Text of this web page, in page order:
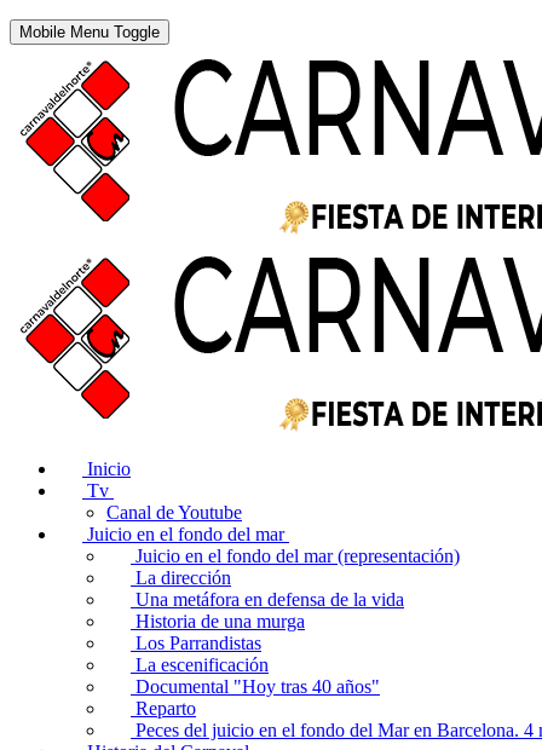
Mobile Menu Toggle
Inicio
Tv
Canal de Youtube
Juicio en el fondo del mar
Juicio en el fondo del mar (representación)
La dirección
Una metáfora en defensa de la vida
Historia de una murga
Los Parrandistas
La escenificación
Documental "Hoy tras 40 años"
Reparto
Peces del juicio en el fondo del Mar en Barcelona. 4